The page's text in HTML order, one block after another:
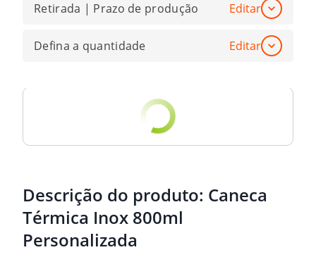
Retirada | Prazo de produção Editar
Defina a quantidade Editar
Descrição do produto: Caneca
Térmica Inox 800ml
Personalizada